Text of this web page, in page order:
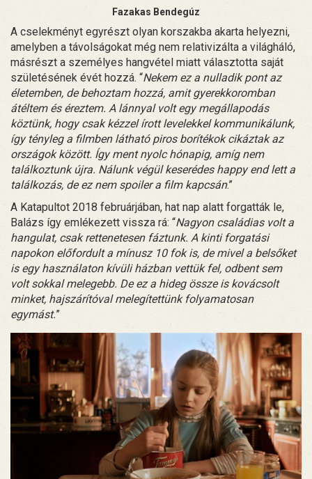
Fazakas Bendegúz
A cselekményt egyrészt olyan korszakba akarta helyezni,
amelyben a távolságokat még nem relativizálta a világháló,
másrészt a személyes hangvétel miatt választotta saját
születésének évét hozzá. “Nekem ez a nulladik pont az
életemben, de behoztam hozzá, amit gyerekkoromban
átéltem és éreztem. A lánnyal volt egy megállapodás
köztünk, hogy csak kézzel írott levelekkel kommunikálunk,
így tényleg a filmben látható piros borítékok cikáztak az
országok között. Így ment nyolc hónapig, amíg nem
találkoztunk újra. Nálunk végül keserédes happy end lett a
találkozás, de ez nem spoiler a film kapcsán.”
A Katapultot 2018 februárjában, hat nap alatt forgatták le,
Balázs így emlékezett vissza rá: “Nagyon családias volt a
hangulat, csak rettenetesen fáztunk. A kinti forgatási
napokon előfordult a mínusz 10 fok is, de mivel a belsőket
is egy használaton kívüli házban vettük fel, odbent sem
volt sokkal melegebb. De ez a hideg össze is kovácsolt
minket, hajszárítóval melegítettünk folyamatosan
egymást.”